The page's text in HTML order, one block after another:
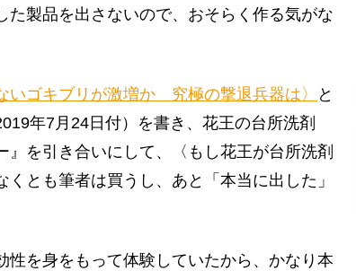
た製品を出さないので、おそらく作る気がな
いゴキブリが激増か 究極の撃退兵器は〉
と
年7月24日付）を書き、花王の台所洗剤
を引き合いにして、〈もし花王が台所洗剤
とも筆者は買うし、あと「本当に出した」
を身をもって体験していたから、かなり本